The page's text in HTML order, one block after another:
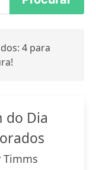
4 para
do Dia
Timms